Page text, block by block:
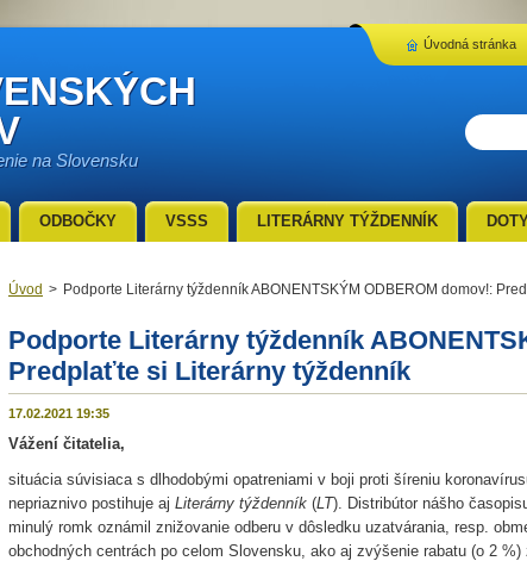
na Slovensku
Úvod > Podporte Literárny týždenník ABONENTSKÝM ODBEROM domov!:
Podporte Literárny týždenník
Predplaťte si Literárny týždenník
17.02.2021 19:35
Vážení čitatelia,
situácia súvisiaca s dlhodobými opatreniami v boji proti šíreniu
nepriaznivo postihuje aj Literárny týždenník (LT). Distribútor nášho
minulý romk oznámil znižovanie odberu v dôsledku uzatvárania, resp.
obchodných centrách po celom Slovensku, ako aj zvýšenie rabatu (o 2
ODBOČKY VSSS LITERÁRNY TÝŽDENNÍK
Úvodná stránka